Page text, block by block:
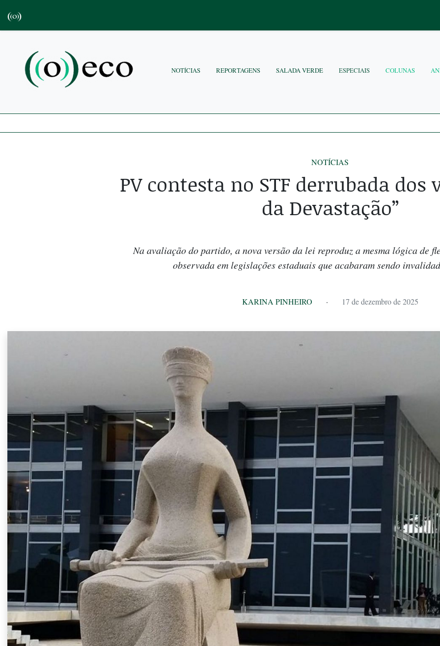
NOTÍCIAS REPORTAGENS SALADA VERDE ESPECIAIS COLUNAS
NOTÍCIAS
PV contesta no STF derrubada dos
da Devastação”
Na avaliação do partido, a nova versão da lei reproduz a mesma lógica de
observada em legislações estaduais que acabaram sendo
KARINA PINHEIRO · 17 de dezembro de 2025